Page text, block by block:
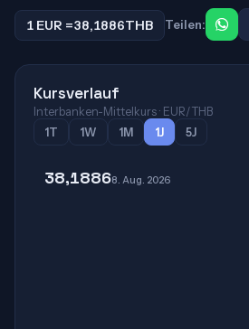
1 EUR =38,1886THB Teilen:
Kursverlauf
Interbanken-Mittelkurs · EUR/THB
1T
1W 1M 1J 5J
38,18868. Aug. 2026